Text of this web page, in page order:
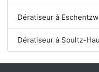
Dératiseur à
Dératiseur à Soultz-